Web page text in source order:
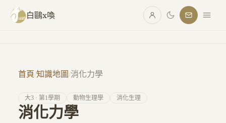
跳至主要內容
白鷗x喚
首頁/知識地圖/消化力學
大3 · 第1學期 動物生理學 消化生理
消化力學